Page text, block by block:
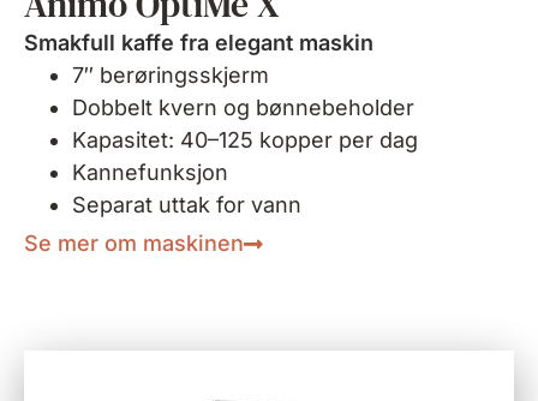
Smakfull kaffe fra elegant maskin
7″ berøringsskjerm
Dobbelt kvern og bønnebeholder
Kapasitet: 40–125 kopper per dag
Kannefunksjon
Separat uttak for vann
Se mer om maskinen